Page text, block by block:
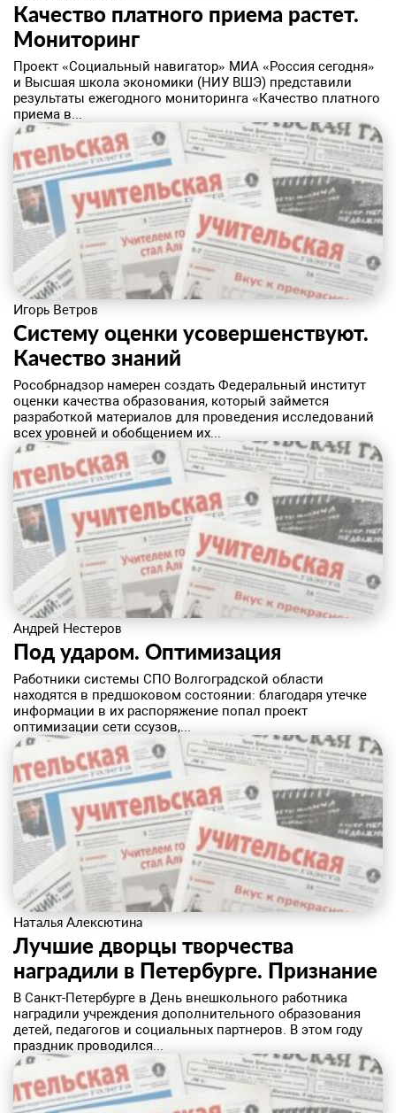
Качество платного приема растет.
Мониторинг
Проект «Социальный навигатор» МИА «Россия сегодня»
и Высшая школа экономики (НИУ ВШЭ) представили
результаты ежегодного мониторинга «Качество платного
приема в...
Игорь Ветров
Систему оценки усовершенствуют. ​
Качество знаний
Рособрнадзор намерен создать Федеральный институт
оценки качества образования, который займется
разработкой материалов для проведения исследований
всех уровней и обобщением их...
Андрей Нестеров
Под ударом. Оптимизация
Работники системы СПО Волгоградской области
находятся в предшоковом состоянии: благодаря утечке
информации в их распоряжение попал проект
оптимизации сети ссузов,...
Наталья Алексютина
Лучшие дворцы творчества
наградили в Петербурге. Признание
В Санкт-Петербурге в День внешкольного работника
наградили учреждения дополнительного образования
детей, педагогов и социальных партнеров. В этом году
праздник проводился...